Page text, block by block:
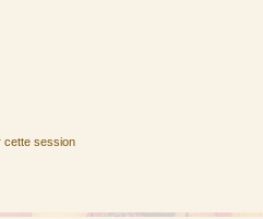
cette session